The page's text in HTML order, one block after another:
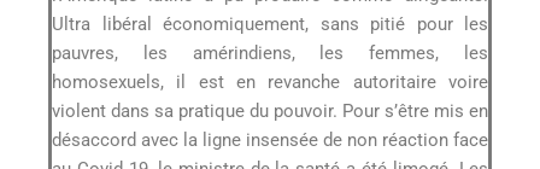
Ultra libéral économiquement, sans pitié pour les
pauvres, les amérindiens, les femmes, les
homosexuels, il est en revanche autoritaire voire
violent dans sa pratique du pouvoir. Pour s’être mis en
désaccord avec la ligne insensée de non réaction face